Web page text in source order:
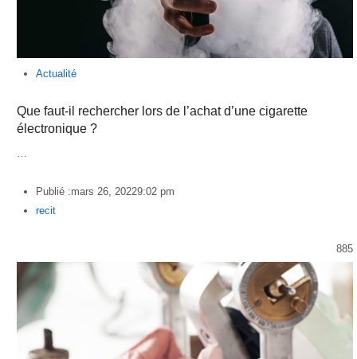
Actualité
Que faut-il rechercher lors de l’achat d’une cigarette
électronique ?
…
Publié :mars 26, 20229:02 pm
Author
recit
885